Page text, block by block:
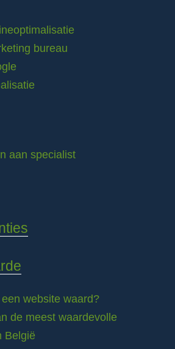
bureau
aan specialist
website waard?
de meest waardevolle
België